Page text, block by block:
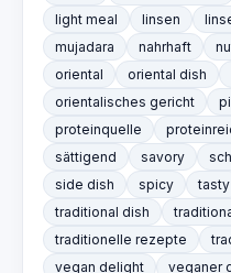
light meal
linsen
mujadara
nahrhaft
oriental
oriental dish
orientalisches gericht
proteinquelle
sättigend
savory
side dish
spicy tasty
traditional dish
traditionelle rezepte
vegan delight
veganer